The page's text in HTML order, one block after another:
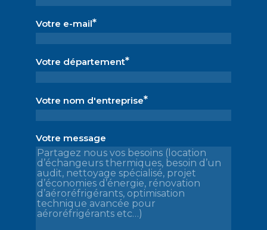
Votre e-mail*
Votre département*
Votre nom d'entreprise*
Votre message